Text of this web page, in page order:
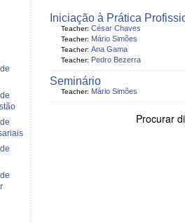
Iniciação à Prática
Teacher: César Chaves
Teacher: Mário Simões
Teacher: Ana Gama
Teacher: Pedro Bezerra
Seminário
Teacher: Mário Simões
Procurar